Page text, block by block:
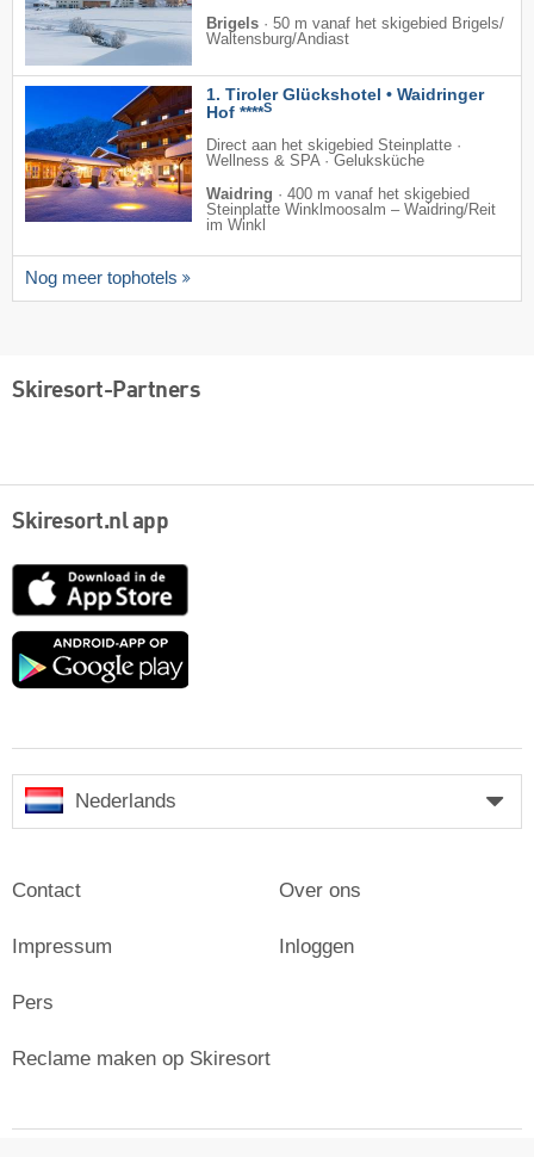
Brigels · 50 m vanaf het skigebied Brigels/​
Waltensburg/​Andiast
1. Tiroler Glückshotel • Waidringer
Hof ****S
Direct aan het skigebied Steinplatte ·
Wellness & SPA · Geluksküche
Waidring · 400 m vanaf het skigebied
Steinplatte Winklmoosalm – Waidring/​Reit
im Winkl
Nog meer tophotels
Skiresort-Partners
Skiresort.nl app
App
Google
Nederlands
Contact
Impressum
Pers
Over ons
Inloggen
Reclame maken op Skiresort